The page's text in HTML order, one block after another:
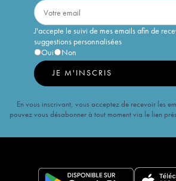
J'accepte le suivi de mes emails afin de
suggestions personnalisées
Oui
Non
JE M'INSCRIS
En vous inscrivant, vous acceptez de recevoir les
pouvez vous désabonner à tout moment via le lien